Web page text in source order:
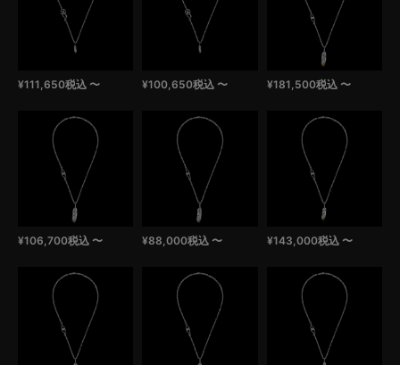
¥111,650税込 〜 ¥100,650税込 〜 ¥181,500税込 〜
¥106,700税込 〜 ¥88,000税込 〜 ¥143,000税込 〜